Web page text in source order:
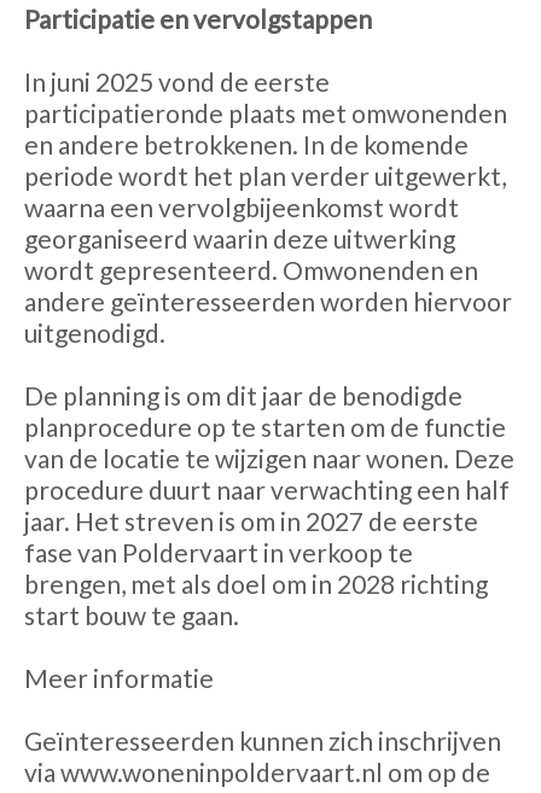
Participatie en vervolgstappen
In juni 2025 vond de eerste
participatieronde plaats met omwonenden
en andere betrokkenen. In de komende
periode wordt het plan verder uitgewerkt,
waarna een vervolgbijeenkomst wordt
georganiseerd waarin deze uitwerking
wordt gepresenteerd. Omwonenden en
andere geïnteresseerden worden hiervoor
uitgenodigd.
De planning is om dit jaar de benodigde
planprocedure op te starten om de functie
van de locatie te wijzigen naar wonen. Deze
procedure duurt naar verwachting een half
jaar. Het streven is om in 2027 de eerste
fase van Poldervaart in verkoop te
brengen, met als doel om in 2028 richting
start bouw te gaan.
Meer informatie
Geïnteresseerden kunnen zich inschrijven
via www.woneninpoldervaart.nl om op de